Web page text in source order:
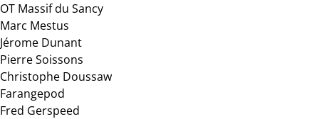
OT Massif du Sancy
Marc Mestus
Jérome Dunant
Pierre Soissons
Christophe Doussaw
Farangepod
Fred Gerspeed